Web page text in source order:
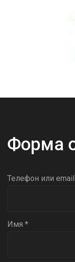
Форма
Телефон или
Имя *